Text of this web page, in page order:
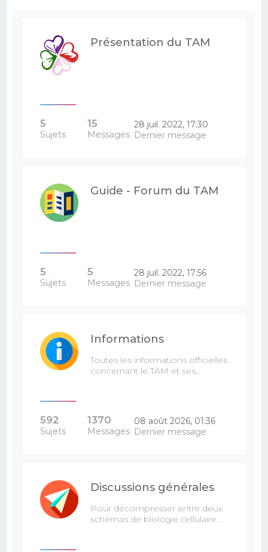
Présentation du TAM
5
Sujets
15
Messages
28 juil. 2022, 17:30
Dernier message
Guide - Forum du TAM
5
Sujets
5
Messages
28 juil. 2022, 17:56
Dernier message
Informations
Toutes les informations officielles
concernant le TAM et ses…
592
Sujets
1370
Messages
08 août 2026, 01:36
Dernier message
Discussions générales
Pour décompresser entre deux
schémas de biologie cellulaire...